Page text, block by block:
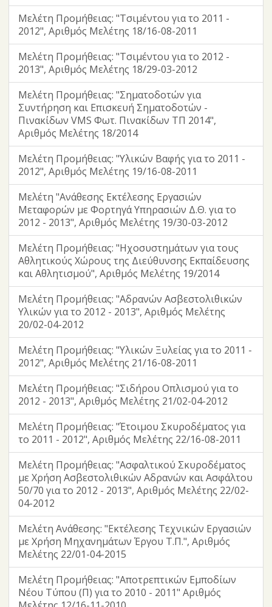
Μελέτη Προμήθειας: "Τσιμέντου για το 2011 -
2012", Αριθμός Μελέτης 18/16-08-2011
Μελέτη Προμήθειας: "Τσιμέντου για το 2012 -
2013", Αριθμός Μελέτης 18/29-03-2012
Μελέτη Προμήθειας: "Σηματοδοτών για
Συντήρηση και Επισκευή Σηματοδοτών -
Πινακίδων VMS Φωτ. Πινακίδων ΤΠ 2014",
Αριθμός Μελέτης 18/2014
Μελέτη Προμήθειας: "Υλικών Βαφής για το 2011 -
2012", Αριθμός Μελέτης 19/16-08-2011
Μελέτη "Ανάθεσης Εκτέλεσης Εργασιών
Μεταφορών με Φορτηγά Υπηρασιών Δ.Θ. για το
2012 - 2013", Αριθμός Μελέτης 19/30-03-2012
Μελέτη Προμήθειας: "Ηχοσυστημάτων για τους
Αθλητικούς Χώρους της Διεύθυνσης Εκπαίδευσης
και Αθλητισμού", Αριθμός Μελέτης 19/2014
Μελέτη Προμήθειας: "Αδρανών Ασβεστολιθικών
Υλικών για το 2012 - 2013", Αριθμός Μελέτης
20/02-04-2012
Μελέτη Προμήθειας: "Υλικών Ξυλείας για το 2011 -
2012", Αριθμός Μελέτης 21/16-08-2011
Μελέτη Προμήθειας: "Σιδήρου Οπλισμού για το
2012 - 2013", Αριθμός Μελέτης 21/02-04-2012
Μελέτη Προμήθειας: "Έτοιμου Σκυροδέματος για
το 2011 - 2012", Αριθμός Μελέτης 22/16-08-2011
Μελέτη Προμήθειας: "Ασφαλτικού Σκυροδέματος
με Χρήση Ασβεστολιθικών Αδρανών και Ασφάλτου
50/70 για το 2012 - 2013", Αριθμός Μελέτης 22/02-
04-2012
Μελέτη Ανάθεσης: "Εκτέλεσης Τεχνικών Εργασιών
με Χρήση Μηχανημάτων Έργου Τ.Π.", Αριθμός
Μελέτης 22/01-04-2015
Μελέτη Προμήθειας: "Αποτρεπτικών Εμποδίων
Νέου Τύπου (Π) για το 2010 - 2011" Αριθμός